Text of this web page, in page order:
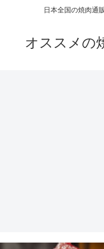
日本全国の焼肉通
オススメの